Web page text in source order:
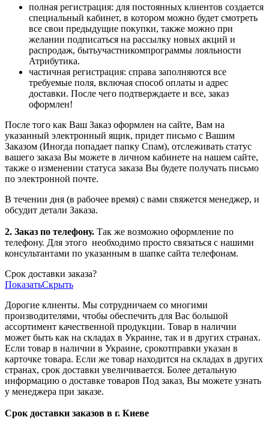
полная регистрация: для постоянных клиентов создается
специальный кабинет, в котором можно будет смотреть
все свои предыдущие покупки, также можно при
желании подписаться на рассылку новых акций и
распродаж, бытьучастникомпрограммы лояльности
Атрибутика.
частичная регистрация: справа заполняются все
требуемые поля, включая способ оплаты и адрес
доставки. После чего подтверждаете и все, заказ
оформлен!
После того как Ваш Заказ оформлен на сайте, Вам на
указанный электронный ящик, придет письмо с Вашим
Заказом (Иногда попадает папку Спам), отслеживать статус
вашего заказа Вы можете в личном кабинете на нашем сайте,
также о изменении статуса заказа Вы будете получать письмо
по электронной почте.
В течении дня (в рабочее время) с вами свяжется менеджер, и
обсудит детали Заказа.
2. Заказ по телефону. Так же возможно оформление по
телефону. Для этого необходимо просто связаться с нашими
консультантами по указанным в шапке сайта телефонам.
Срок доставки заказа?
ПоказатьСкрыть
Дорогие клиенты. Мы сотрудничаем со многими
производителями, чтобы обеспечить для Вас большой
ассортимент качественной продукции. Товар в наличии
может быть как на складах в Украине, так и в других странах.
Если товар в наличии в Украине, срокотправки указан в
карточке товара. Если же товар находится на складах в других
странах, срок доставки увеличивается. Более детальную
информацию о доставке товаров Под заказ, Вы можете узнать
у менеджера при заказе.
Срок доставки заказов в г. Киеве